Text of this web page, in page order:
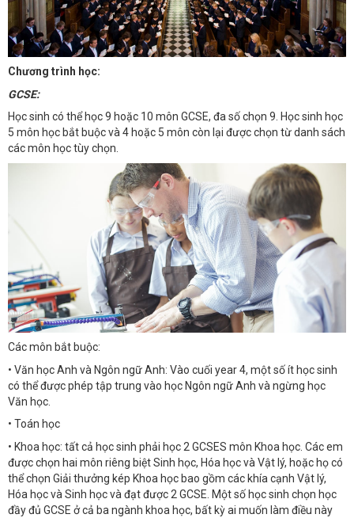
Chương trình học:
GCSE:
Học sinh có thể học 9 hoặc 10 môn GCSE, đa số chọn 9. Học sinh học
5 môn học bắt buộc và 4 hoặc 5 môn còn lại được chọn từ danh sách
các môn học tùy chọn.
Các môn bắt buộc:
• Văn học Anh và Ngôn ngữ Anh: Vào cuối year 4, một số ít học sinh
có thể được phép tập trung vào học Ngôn ngữ Anh và ngừng học
Văn học.
• Toán học
• Khoa học: tất cả học sinh phải học 2 GCSES môn Khoa học. Các em
được chọn hai môn riêng biệt Sinh học, Hóa học và Vật lý, hoặc họ có
thể chọn Giải thưởng kép Khoa học bao gồm các khía cạnh Vật lý,
Hóa học và Sinh học và đạt được 2 GCSE. Một số học sinh chọn học
đầy đủ GCSE ở cả ba ngành khoa học, bất kỳ ai muốn làm điều này